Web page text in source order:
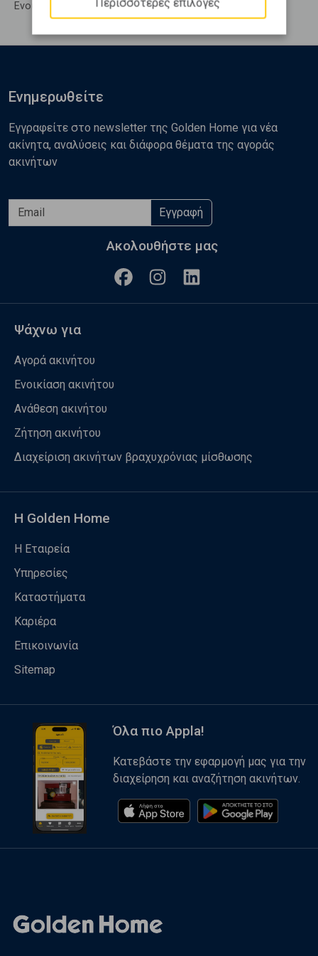
Ενοικίαση Υπολ. υψουν ΗΡΑΚΛΕΙΟ ΚΡΗΤΗΣ
Ενημερωθείτε
Εγγραφείτε στο newsletter της Golden Home για νέα
ακίνητα, αναλύσεις και διάφορα θέματα της αγοράς
ακινήτων
Εγγραφή
Ακολουθήστε μας
Ψάχνω για
Αγορά ακινήτου
Ενοικίαση ακινήτου
Ανάθεση ακινήτου
Ζήτηση ακινήτου
Διαχείριση ακινήτων βραχυχρόνιας μίσθωσης
Η Golden Home
Η Εταιρεία
Υπηρεσίες
Καταστήματα
Καριέρα
Επικοινωνία
Sitemap
Όλα πιο Appla!
Κατεβάστε την εφαρμογή μας για την
διαχείρηση και αναζήτηση ακινήτων.